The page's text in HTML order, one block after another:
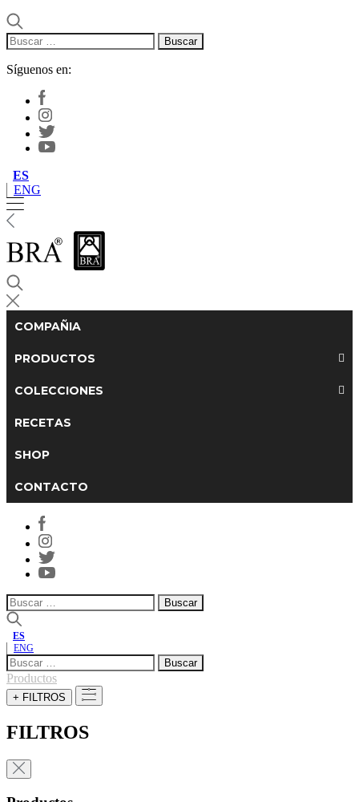
Buscar:
Síguenos en:
ES
ENG
COMPAÑIA
PRODUCTOS
COLECCIONES
RECETAS
SHOP
CONTACTO
Buscar:
ES
ENG
Buscar:
Productos
+ FILTROS
FILTROS